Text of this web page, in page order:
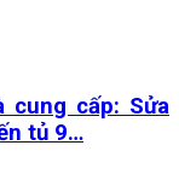
cung cấp: Sửa
tủ 9…